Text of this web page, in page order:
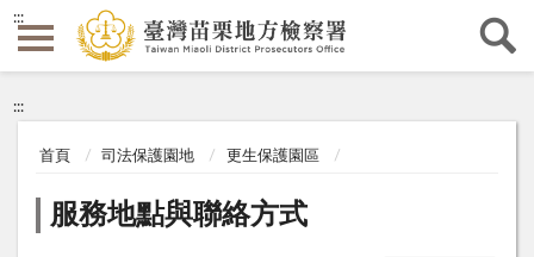
:::
:::
首頁 司法保護園地 更生保護園區
服務地點與聯絡方式